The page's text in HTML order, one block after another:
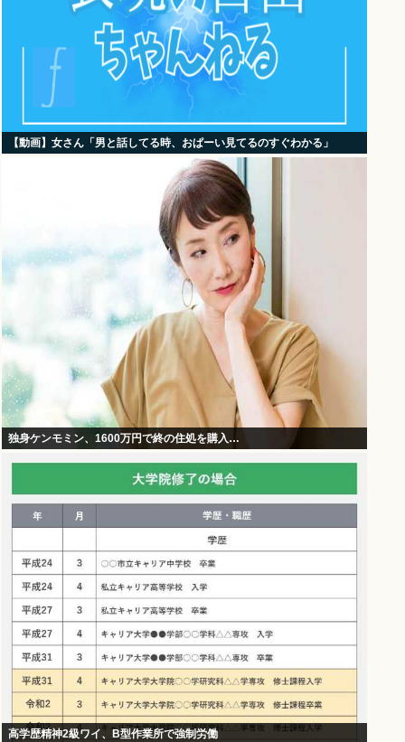
【動画】女さん「男と話してる時、おぱーい見てるのすぐわかる」
独身ケンモミン、1600万円で終の住処を購入…
高学歴精神2級ワイ、B型作業所で強制労働